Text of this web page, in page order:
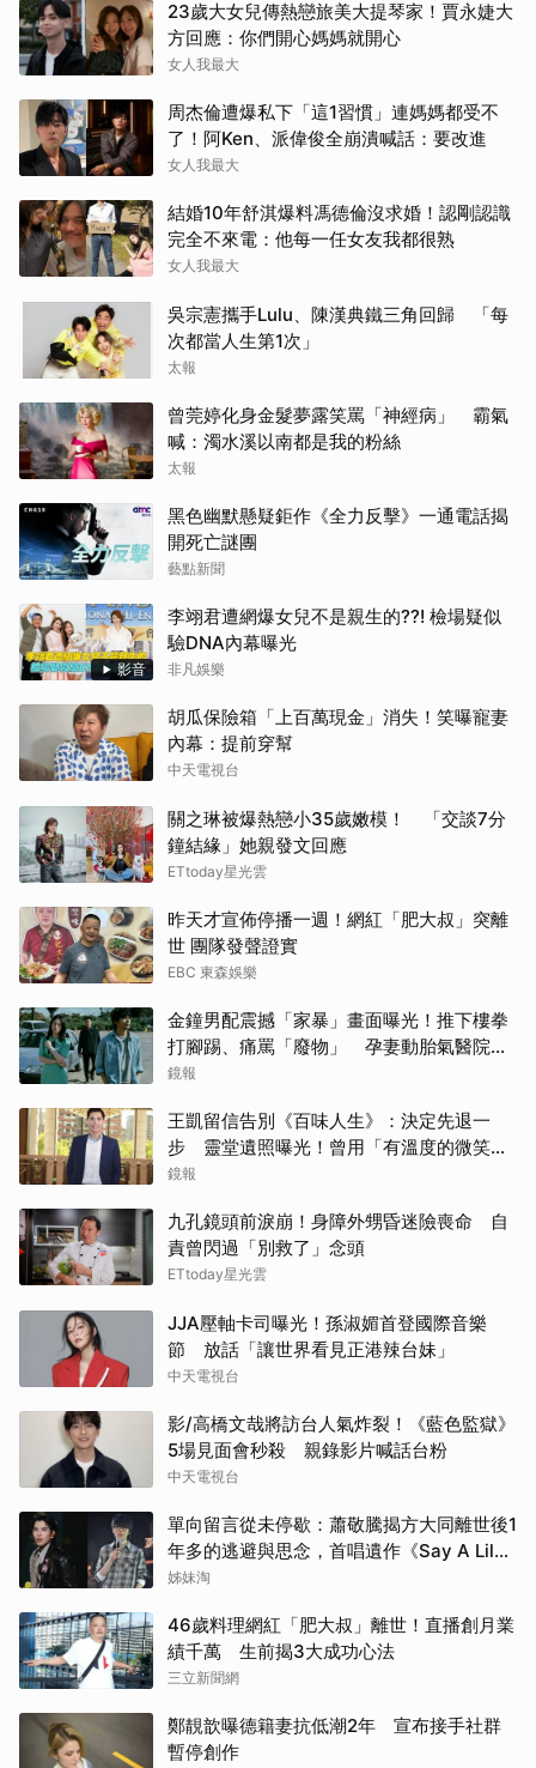
23歲大女兒傳熱戀旅美大提琴家！賈永婕大
方回應：你們開心媽媽就開心
女人我最大
周杰倫遭爆私下「這1習慣」連媽媽都受不
了！阿Ken、派偉俊全崩潰喊話：要改進
女人我最大
結婚10年舒淇爆料馮德倫沒求婚！認剛認識
完全不來電：他每一任女友我都很熟
女人我最大
吳宗憲攜手Lulu、陳漢典鐵三角回歸 「每
次都當人生第1次」
太報
曾莞婷化身金髮夢露笑罵「神經病」 霸氣
喊：濁水溪以南都是我的粉絲
太報
黑色幽默懸疑鉅作《全力反擊》一通電話揭
開死亡謎團
藝點新聞
影音
李翊君遭網爆女兒不是親生的??! 檢場疑似
驗DNA內幕曝光
非凡娛樂
胡瓜保險箱「上百萬現金」消失！笑曝寵妻
內幕：提前穿幫
中天電視台
關之琳被爆熱戀小35歲嫩模！ 「交談7分
鐘結緣」她親發文回應
ETtoday星光雲
昨天才宣佈停播一週！網紅「肥大叔」突離
世 團隊發聲證實
EBC 東森娛樂
金鐘男配震撼「家暴」畫面曝光！推下樓拳
打腳踢、痛罵「廢物」 孕妻動胎氣醫院爆
激烈衝突
鏡報
王凱留信告別《百味人生》：決定先退一
步 靈堂遺照曝光！曾用「有溫度的微笑」
祝賀母親節快樂
鏡報
九孔鏡頭前淚崩！身障外甥昏迷險喪命 自
責曾閃過「別救了」念頭
ETtoday星光雲
JJA壓軸卡司曝光！孫淑媚首登國際音樂
節 放話「讓世界看見正港辣台妹」
中天電視台
影/高橋文哉將訪台人氣炸裂！《藍色監獄》
5場見面會秒殺 親錄影片喊話台粉
中天電視台
單向留言從未停歇：蕭敬騰揭方大同離世後1
年多的逃避與思念，首唱遺作《Say A Lil
Something》
姊妹淘
46歲料理網紅「肥大叔」離世！直播創月業
績千萬 生前揭3大成功心法
三立新聞網
鄭靚歆曝德籍妻抗低潮2年 宣布接手社群
暫停創作